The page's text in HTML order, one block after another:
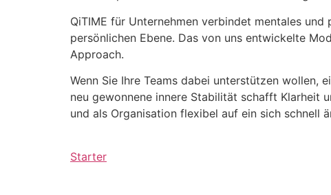
QiTIME für Unternehmen verbindet mentales
persönlichen Ebene. Das von uns entwickelte
Approach.
Wenn Sie Ihre Teams dabei unterstützen wollen,
neu gewonnene innere Stabilität schafft Klarheit
und als Organisation flexibel auf ein sich schnell
Starter